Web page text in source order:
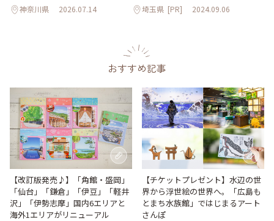
神奈川県 2026.07.14 埼玉県 [PR] 2024.09.06
おすすめ記事
【改訂版発売♪】「角館・盛岡」
「仙台」「鎌倉」「伊豆」「軽井
沢」「伊勢志摩」国内6エリアと
海外1エリアがリニューアル
【チケットプレゼント】水辺の世
界から浮世絵の世界へ。「広島も
とまち水族館」ではじまるアート
さんぽ